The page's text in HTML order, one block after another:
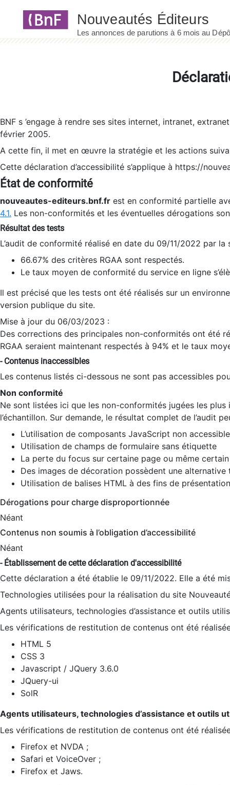
BNF s ’engage à rendre ses sites internet, intranet,
février 2005.
A cette fin, il met en œuvre la stratégie et les actions
Cette déclaration d’accessibilité s’applique à https://
État de conformité
nouveautes-editeurs.bnf.fr est en conformité partielle
4.1. Les non-conformités et les éventuelles dérogations
Résultat des tests
L’audit de conformité réalisé en date du 09/11/2022 par
66.67% des critères RGAA sont respectés.
Le taux moyen de conformité du service en ligne
Il est précisé que les tests ont été réalisés sur un
version publique du site.
Mise à jour du 06/03/2023 :
Des corrections des principales non-conformités ont été
RGAA seraient maintenant respectés à 94% et le taux
- Contenus inaccessibles
Les contenus listés ci-dessous ne sont pas accessibles
Non conformité
Ne sont listées ici que les non-conformités jugées les
l’échantillon. Sur demande, le résultat complet de l’audit
L’utilisation de composants JavaScript non
Utilisation de champs de formulaire sans étiquette
La perte du focus sur certaine page ou même
Des images de décoration possèdent une alternative
Utilisation de balises HTML à des fins de
Dérogations pour charge disproportionnée
Néant
Contenus non soumis à l’obligation d’accessibilité
Néant
- Établissement de cette déclaration d'accessibilité
Cette déclaration a été établie le 09/11/2022. Elle a été
Technologies utilisées pour la réalisation du site
Agents utilisateurs, technologies d’assistance et outils
Les vérifications de restitution de contenus ont été
HTML 5
CSS 3
Javascript / JQuery 3.6.0
JQuery-ui
SolR
Agents utilisateurs, technologies d’assistance et outils
Les vérifications de restitution de contenus ont été
Firefox et NVDA ;
Safari et VoiceOver ;
Firefox et Jaws.